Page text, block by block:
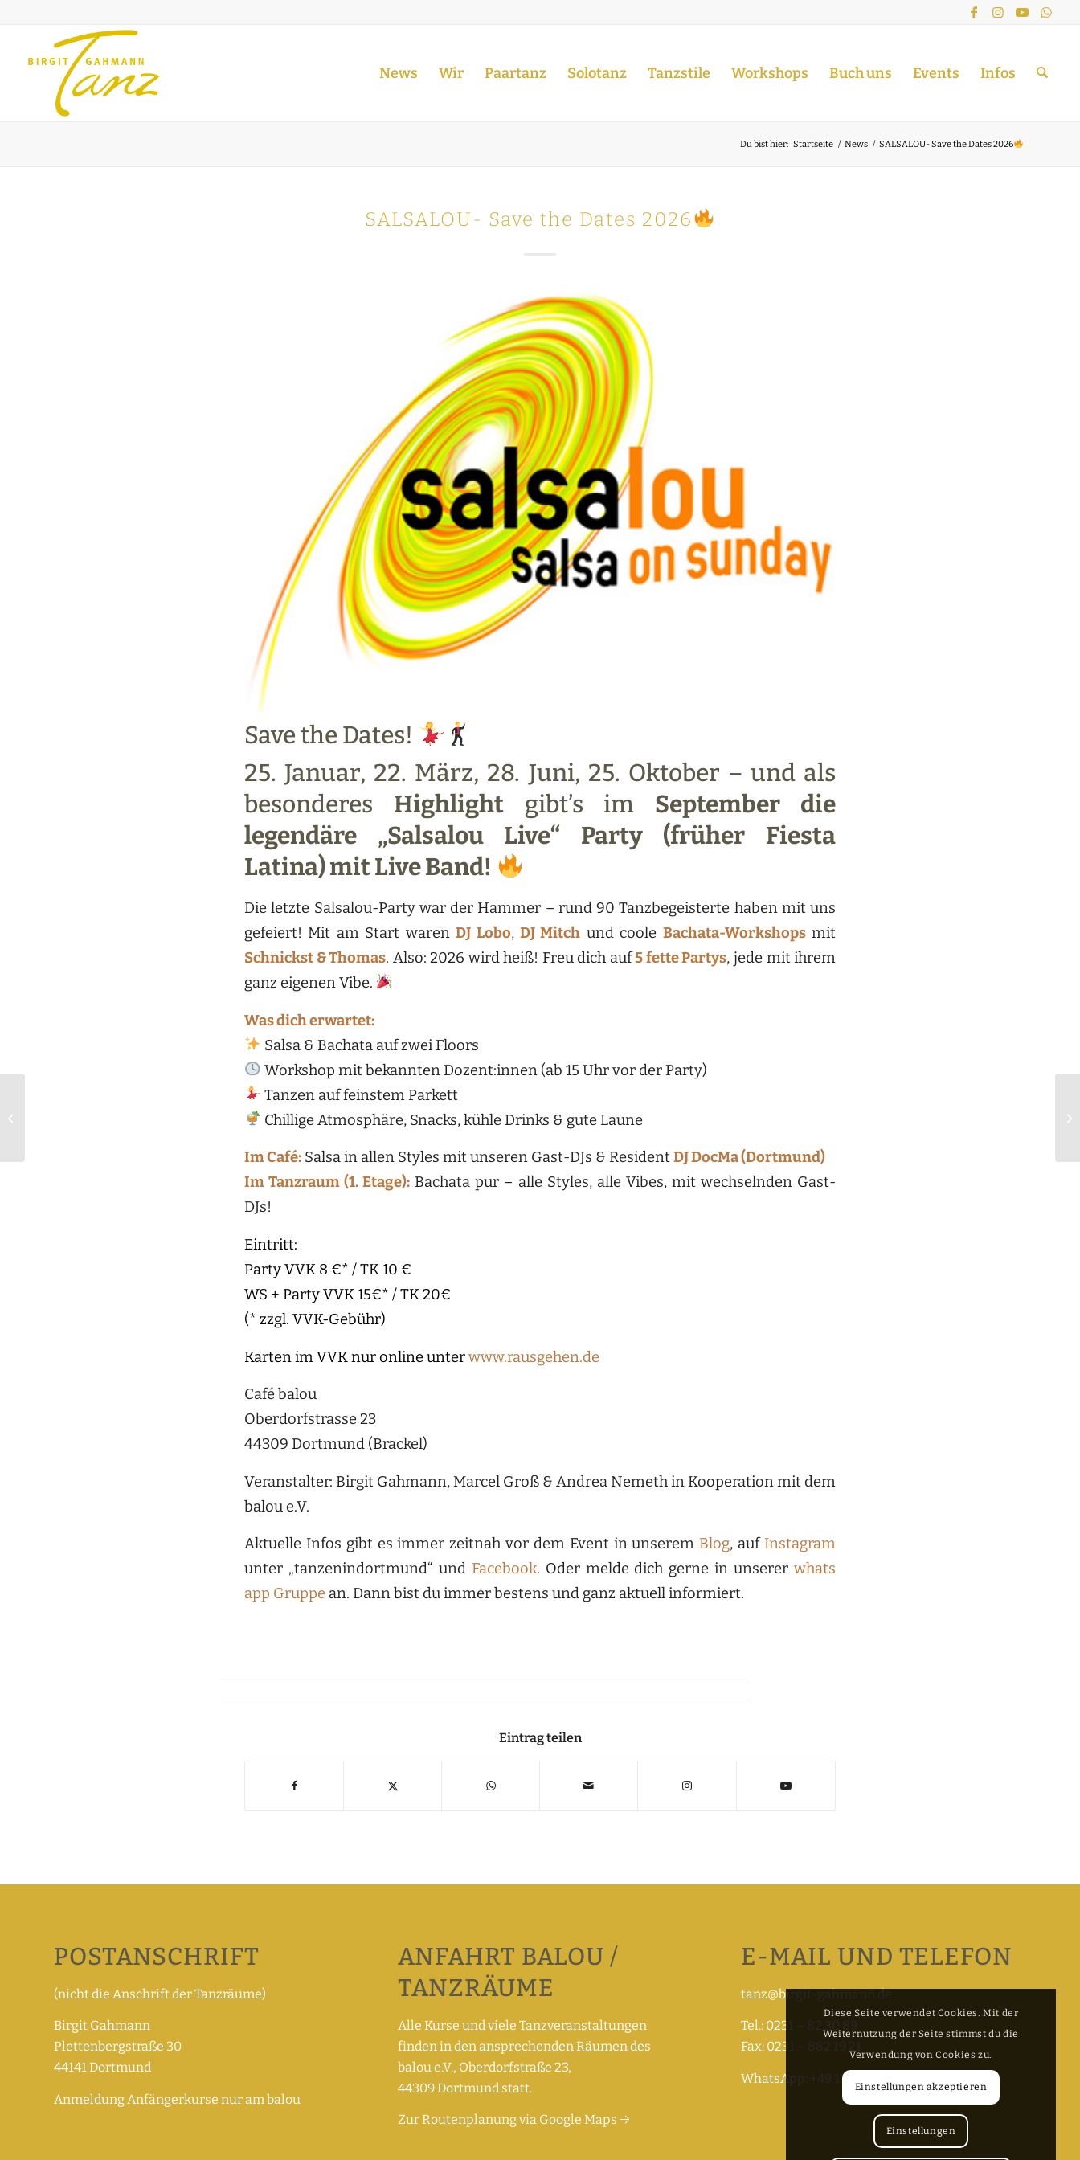
News Wir Paartanz Solotanz Tanzstile Workshops Buch uns Events Infos
Du bist hier: Startseite / News / SALSALOU- Save the Dates 2026
SALSALOU- Save the Dates 2026
Save the Dates!
25. Januar, 22. März, 28. Juni, 25. Oktober – und als
besonderes Highlightgibt’s im September die
legendäre „Salsalou Live“ Party (früher Fiesta
Latina) mit Live Band!
Die letzte Salsalou-Party war der Hammer – rund 90 Tanzbegeisterte haben mit uns
gefeiert! Mit am Start warenDJ Lobo, DJ Mitch und coole Bachata-Workshopsmit
Schnickst & Thomas. Also: 2026 wird heiß! Freu dich auf5 fette Partys, jede mit ihrem
ganz eigenen Vibe.
Was dich erwartet:
Salsa & Bachata auf zwei Floors
Workshop mit bekannten Dozent:innen (ab 15 Uhr vor der Party)
Tanzen auf feinstem Parkett
Chillige Atmosphäre, Snacks, kühle Drinks & gute Laune
Im Café: Salsa in allen Styles mit unseren Gast-DJs & ResidentDJ DocMa (Dortmund)
Im Tanzraum (1. Etage): Bachata pur – alle Styles, alle Vibes, mit wechselnden Gast-
DJs!
Eintritt:
Party VVK 8 €* / TK 10 €
WS + Party VVK 15€* / TK 20€
(* zzgl. VVK-Gebühr)
Karten im VVK nur online unterwww.rausgehen.de
Café balou
Oberdorfstrasse 23
44309 Dortmund (Brackel)
Veranstalter: Birgit Gahmann, Marcel Groß & Andrea Nemeth in Kooperation mit dem
balou e.V.
Aktuelle Infos gibt es immer zeitnah vor dem Event in unserem Blog, auf Instagram
unter „tanzenindortmund“ und Facebook. Oder melde dich gerne in unsererwhats
app Gruppe an. Dann bist du immer bestens und ganz aktuell informiert.
Eintrag teilen
POSTANSCHRIFT
(nicht die Anschrift der Tanzräume)
Birgit Gahmann
Plettenbergstraße 30
44141 Dortmund
Anmeldung Anfängerkurse nur am balou
ANFAHRT BALOU /
TANZRÄUME
Alle Kurse und viele Tanzveranstaltungen
finden in den ansprechenden Räumen des
balou e.V., Oberdorfstraße 23,
44309 Dortmund statt.
Zur Routenplanung via Google Maps →
E-MAIL UND TELEFON
tanz@birgit-gahmann.de
Tel.: 0231 – 82 30 89
Fax: 0231 – 882 19 21
WhatsApp: +49 174 5786861
Diese Seite verwendet Cookies. Mit der
Weiternutzung der Seite stimmst du die
Verwendung von Cookies zu.
Einstellungen akzeptieren
Einstellungen